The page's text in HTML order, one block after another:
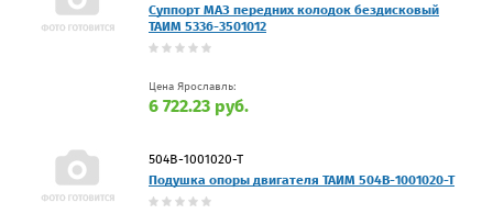
Суппорт МАЗ передних колодок бездисковый
ТАИМ 5336-3501012
Цена Ярославль:
6 722.23 руб.
504В-1001020-Т
Подушка опоры двигателя ТАИМ 504В-1001020-Т